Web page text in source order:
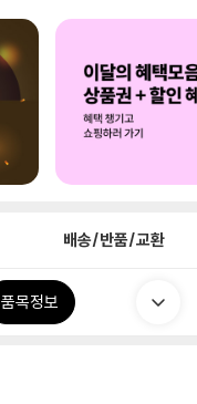
배송/반품/교환
품목정보